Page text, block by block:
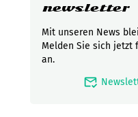
newsletter
Mit unseren News
Melden Sie sich jetzt
an.
mark_email_read